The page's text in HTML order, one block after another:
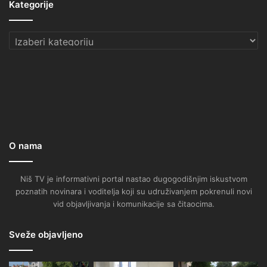
Kategorije
Kategorije
O nama
Niš TV je informativni portal nastao dugogodišnjim iskustvom
poznatih novinara i voditelja koji su udruživanjem pokrenuli novi
vid objavljivanja i komunikacije sa čitaocima.
Sveže objavljeno